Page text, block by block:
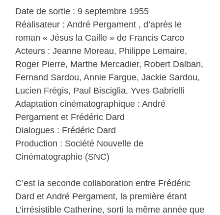
Date de sortie : 9 septembre 1955
Réalisateur : André Pergament , d’après le
roman « Jésus la Caille » de Francis Carco
Acteurs : Jeanne Moreau, Philippe Lemaire,
Roger Pierre, Marthe Mercadier, Robert Dalban,
Fernand Sardou, Annie Fargue, Jackie Sardou,
Lucien Frégis, Paul Bisciglia, Yves Gabrielli
Adaptation cinématographique : André
Pergament et Frédéric Dard
Dialogues : Frédéric Dard
Production : Société Nouvelle de
Cinématographie (SNC)
C’est la seconde collaboration entre Frédéric
Dard et André Pergament, la première étant
L’irrésistible Catherine, sorti la même année que